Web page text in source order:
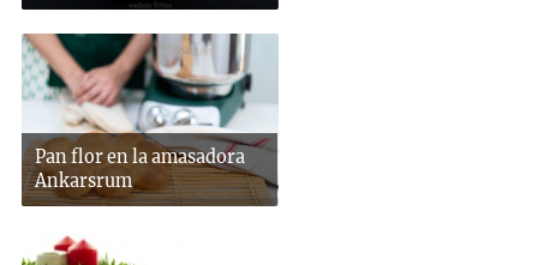
Pan flor en la amasadora
Ankarsrum